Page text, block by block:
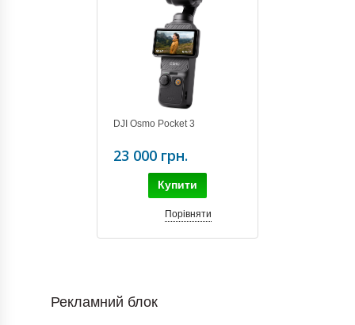
DJI Osmo Pocket 3
23 000 грн.
Купити
Порівняти
Рекламний блок